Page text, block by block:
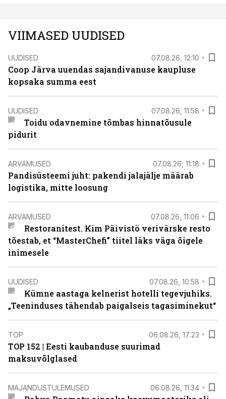
VIIMASED UUDISED
UUDISED 07.08.26, 12:10
Coop Järva uuendas sajandivanuse kaupluse
kopsaka summa eest
UUDISED 07.08.26, 11:58
Toidu odavnemine tõmbas hinnatõusule
pidurit
ARVAMUSED 07.08.26, 11:18
Pandisüsteemi juht: pakendi jalajälje määrab
logistika, mitte loosung
ARVAMUSED 07.08.26, 11:06
Restoranitest. Kim Päivistö verivärske resto
tõestab, et “MasterChefi” tiitel läks väga õigele
inimesele
UUDISED 07.08.26, 10:58
Kümne aastaga kelnerist hotelli tegevjuhiks.
„Teeninduses tähendab paigalseis tagasiminekut“
TOP 06.08.26, 17:23
TOP 152 | Eesti kaubanduse suurimad
maksuvõlglased
MAJANDUSTULEMUSED 06.08.26, 11:34